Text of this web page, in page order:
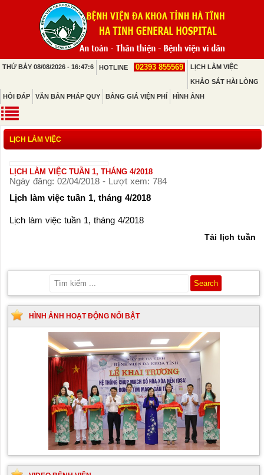
THỨ BẢY 08/08/2026 - 16:47:6 HOTLINE 02393 855569 LỊCH LÀM VIỆC
KHẢO SÁT HÀI LÒNG
HỎI ĐÁP VĂN BẢN PHÁP QUY BẢNG GIÁ VIỆN PHÍ HÌNH ẢNH
LỊCH LÀM VIỆC
LỊCH LÀM VIỆC TUẦN 1, THÁNG 4/2018
Ngày đăng: 02/04/2018 - Lượt xem: 784
Lịch làm việc tuần 1, tháng 4/2018
Lịch làm việc tuần 1, tháng 4/2018
Tải lịch tuần
HÌNH ẢNH HOẠT ĐỘNG NỔI BẬT